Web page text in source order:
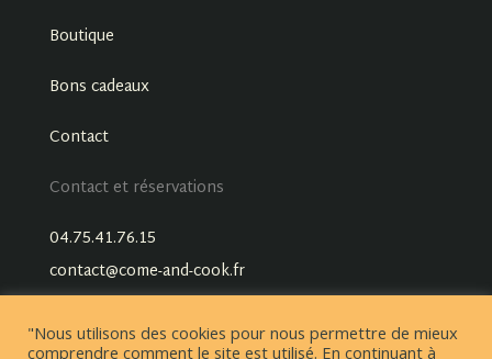
Boutique
Bons cadeaux
Contact
Contact et réservations
04.75.41.76.15
contact@come-and-cook.fr
"Nous utilisons des cookies pour nous permettre de mieux
comprendre comment le site est utilisé. En continuant à